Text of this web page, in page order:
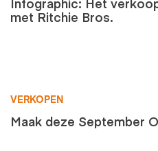
met Ritchie Bros.
VERKOPEN
Maak deze September